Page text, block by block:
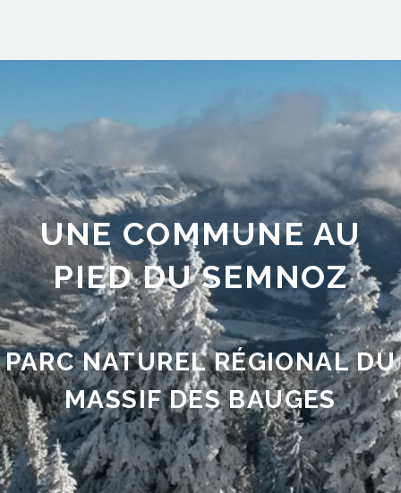
UNE COMMUNE AU
PIED DU SEMNOZ
PARC NATUREL RÉGIONAL DU
MASSIF DES BAUGES